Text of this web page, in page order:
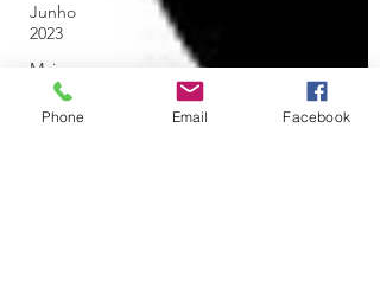
Junho
2023
Maio
2023
Abril
Phone Email Facebook